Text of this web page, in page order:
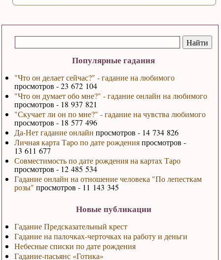
Популярные гадания
"Что он делает сейчас?" - гадание на любимого
просмотров - 23 672 104
"Что он думает обо мне?" - гадание онлайн на любимого
просмотров - 18 937 821
"Скучает ли он по мне?" - гадание на чувства любимого
просмотров - 18 577 496
Да-Нет гадание онлайн просмотров - 14 734 826
Личная карта Таро по дате рожденияпросмотров -
13 611 677
Совместимость по дате рождения на картах Таро
просмотров - 12 485 534
Гадание онлайн на отношение человека "По лепесткам
розы" просмотров - 11 143 345
Новые публикации
Гадание Предсказательный крест
Гадание на палочках-черточках на работу и деньги
Небесные списки по дате рождения
Гадание-пасьянс «Готика»